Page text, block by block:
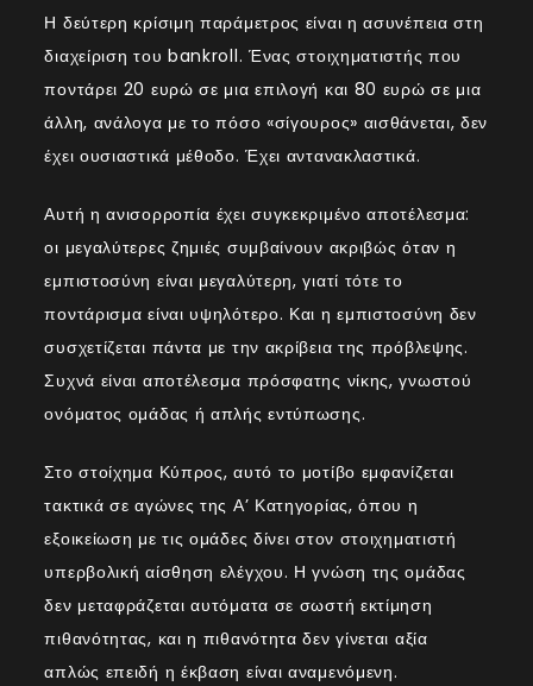
Η δεύτερη κρίσιμη παράμετρος είναι η ασυνέπεια στη
διαχείριση του bankroll. Ένας στοιχηματιστής που
ποντάρει 20 ευρώ σε μια επιλογή και 80 ευρώ σε μια
άλλη, ανάλογα με το πόσο «σίγουρος» αισθάνεται, δεν
έχει ουσιαστικά μέθοδο. Έχει αντανακλαστικά.
Αυτή η ανισορροπία έχει συγκεκριμένο αποτέλεσμα:
οι μεγαλύτερες ζημιές συμβαίνουν ακριβώς όταν η
εμπιστοσύνη είναι μεγαλύτερη, γιατί τότε το
ποντάρισμα είναι υψηλότερο. Και η εμπιστοσύνη δεν
συσχετίζεται πάντα με την ακρίβεια της πρόβλεψης.
Συχνά είναι αποτέλεσμα πρόσφατης νίκης, γνωστού
ονόματος ομάδας ή απλής εντύπωσης.
Στο στοίχημα Κύπρος, αυτό το μοτίβο εμφανίζεται
τακτικά σε αγώνες της Α’ Κατηγορίας, όπου η
εξοικείωση με τις ομάδες δίνει στον στοιχηματιστή
υπερβολική αίσθηση ελέγχου. Η γνώση της ομάδας
δεν μεταφράζεται αυτόματα σε σωστή εκτίμηση
πιθανότητας, και η πιθανότητα δεν γίνεται αξία
απλώς επειδή η έκβαση είναι αναμενόμενη.